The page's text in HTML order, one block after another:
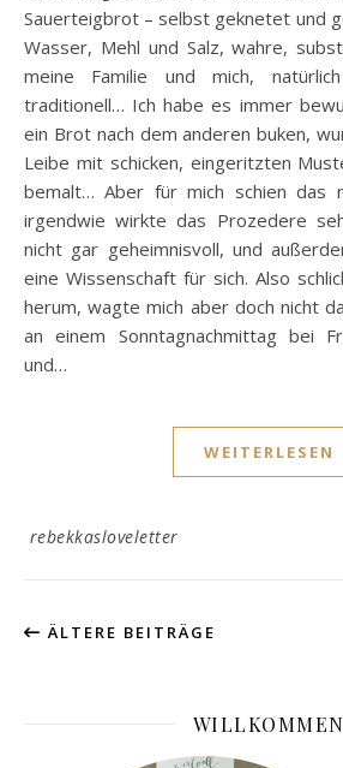
Sauerteigbrot – selbst geknetet und
Wasser, Mehl und Salz, wahre,
meine Familie und mich,
traditionell… Ich habe es immer
ein Brot nach dem anderen buken,
Leibe mit schicken, eingeritzten
bemalt… Aber für mich schien das
irgendwie wirkte das Prozedere
nicht gar geheimnisvoll, und
eine Wissenschaft für sich. Also
herum, wagte mich aber doch nicht
an einem Sonntagnachmittag bei
und…
WEITERLESEN
rebekkasloveletter
ÄLTERE BEITRÄGE
WILLKOMMEN